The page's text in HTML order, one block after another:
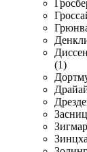
(1)